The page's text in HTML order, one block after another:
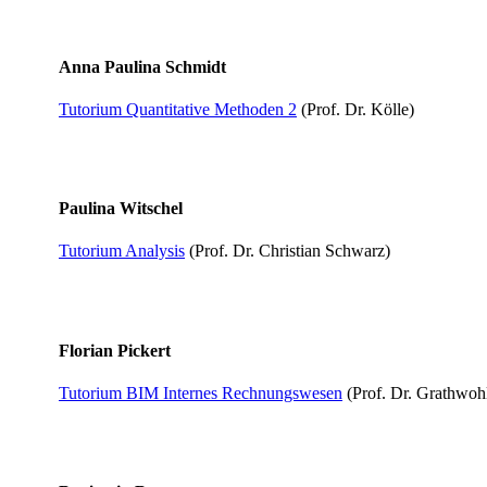
Anna Paulina Schmidt
Tutorium Quantitative Methoden 2 ​ (Prof. Dr. Kölle)​
Paulina Witschel
Tutorium Analysis (Prof. Dr. Christian Schwarz)
Florian Pickert​
Tutorium BIM Internes Rechnu​ngs​wesen (Prof. Dr.